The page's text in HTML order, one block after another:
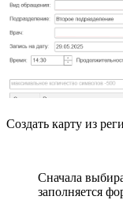
Создать карту из
Сначала
заполняется